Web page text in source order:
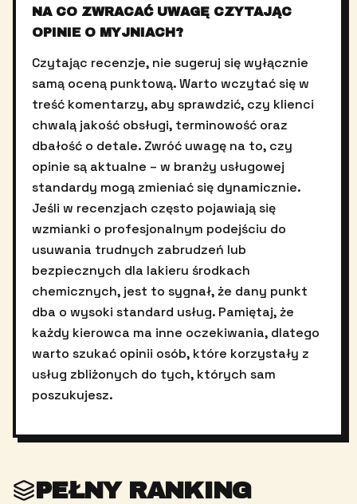
NA CO ZWRACAĆ UWAGĘ CZYTAJĄC
OPINIE O MYJNIACH?
Czytając recenzje, nie sugeruj się wyłącznie
samą oceną punktową. Warto wczytać się w
treść komentarzy, aby sprawdzić, czy klienci
chwalą jakość obsługi, terminowość oraz
dbałość o detale. Zwróć uwagę na to, czy
opinie są aktualne – w branży usługowej
standardy mogą zmieniać się dynamicznie.
Jeśli w recenzjach często pojawiają się
wzmianki o profesjonalnym podejściu do
usuwania trudnych zabrudzeń lub
bezpiecznych dla lakieru środkach
chemicznych, jest to sygnał, że dany punkt
dba o wysoki standard usług. Pamiętaj, że
każdy kierowca ma inne oczekiwania, dlatego
warto szukać opinii osób, które korzystały z
usług zbliżonych do tych, których sam
poszukujesz.
PEŁNY RANKING